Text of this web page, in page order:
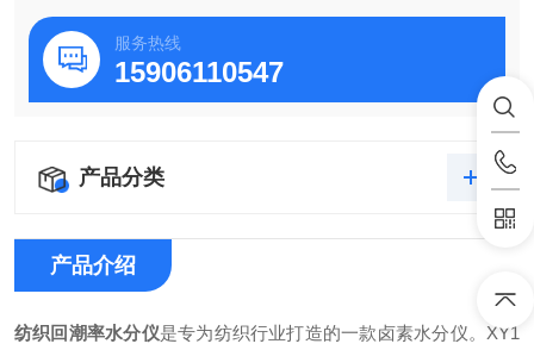
服务热线
15906110547
产品分类
产品介绍
纺织回潮率水分仪是专为纺织行业打造的一款卤素水分仪。XY1